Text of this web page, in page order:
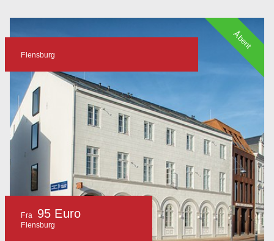
Flensburg
Fra 95 Euro
Flensburg
Åbent